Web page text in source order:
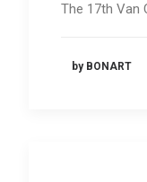
The 17th Van
by BONART